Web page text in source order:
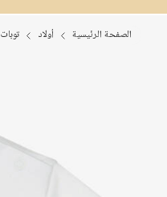
الصفحة الرئيسية أولاد توبات